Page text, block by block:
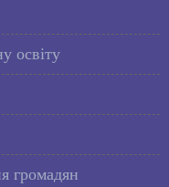
освіту
громадян